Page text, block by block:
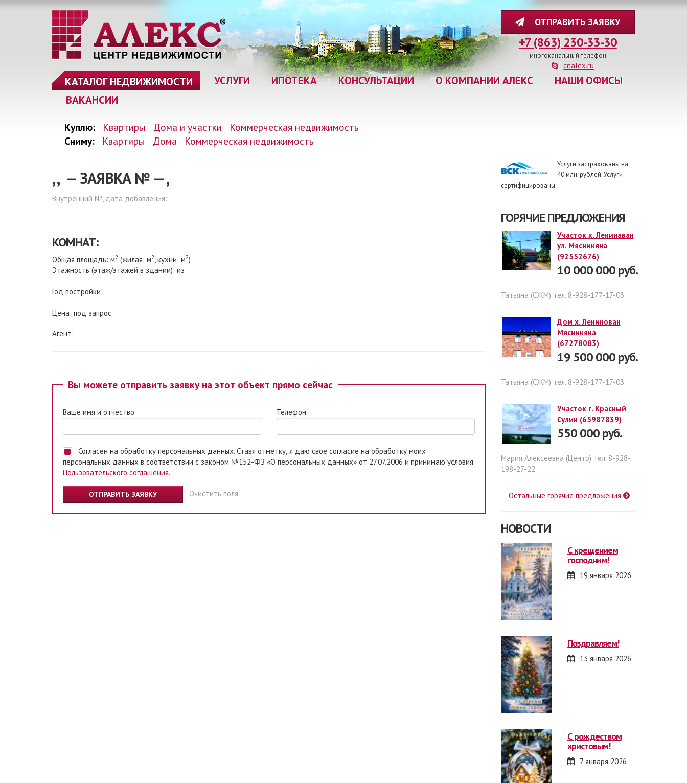
ОТПРАВИТЬ ЗАЯВКУ
+7 (863) 230-33-30
многоканальный телефон
cnalex.ru
КАТАЛОГ НЕДВИЖИМОСТИ УСЛУГИ ИПОТЕКА КОНСУЛЬТАЦИИ О КОМПАНИИ АЛЕКС
НАШИ ОФИСЫ
ВАКАНСИИ
Куплю: Квартиры Дома и участки
Коммерческая недвижимость
Сниму:
Квартиры Дома Коммерческая недвижимость
, , — ЗАЯВКА № —,
Внутренний №, дата добавления:
КОМНАТ:
Общая площадь: м2 (жилая: м2, кухни: м2)
Этажность (этаж/этажей в здании): из
Год постройки:
Цена: под запрос
Агент:
Вы можете отправить заявку на этот объект прямо сейчас
Ваше имя и отчество Телефон
Согласен на обработку персональных данных. Ставя отметку, я даю свое согласие на обработку моих
персональных данных в соответствии с законом №152-ФЗ «О персональных данных» от 27.07.2006 и принимаю условия
Пользовательского соглашения.
Очистить поля
Услуги застрахованы на
40 млн. рублей. Услуги
сертифицированы.
ГОРЯЧИЕ ПРЕДЛОЖЕНИЯ
Участок х. Ленинаван
ул. Мясникяна
(92552676)
10 000 000 руб.
Татьяна (СЖМ) тел. 8-928-177-17-03
Дом х. Ленинован
Мясникяна
(67278083)
19 500 000 руб.
Татьяна (СЖМ) тел. 8-928-177-17-03
Участок г. Красный
Сулин (65987839)
550 000 руб.
Мария Алексеевна (Центр) тел. 8-928-
198-27-22
Остальные горячие предложения
НОВОСТИ
с крещением
господним!
19 января 2026
поздравляем!
13 января 2026
с рождеством
христовым!
7 января 2026